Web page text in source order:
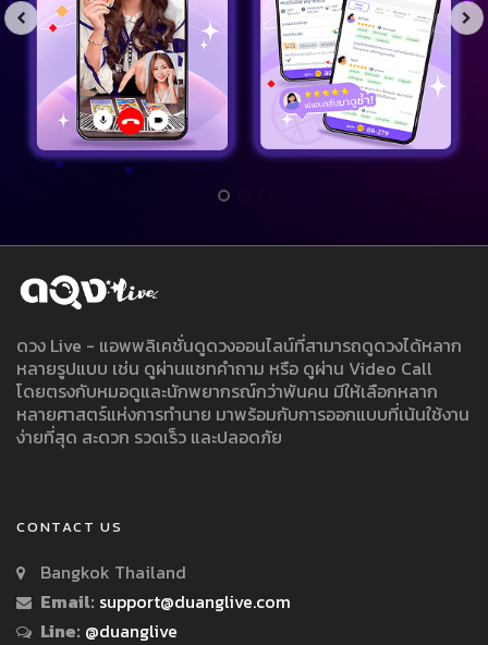
ดวง Live - แอพพลิเคชั่นดูดวงออนไลน์ที่สามารถดูดวงได้หลาก
หลายรูปแบบ เช่น ดูผ่านแชทคำถาม หรือ ดูผ่าน Video Call
โดยตรงกับหมอดูและนักพยากรณ์กว่าพันคน มีให้เลือกหลาก
หลายศาสตร์แห่งการทำนาย มาพร้อมกับการออกแบบที่เน้นใช้งาน
ง่ายที่สุด สะดวก รวดเร็ว และปลอดภัย
CONTACT US
Bangkok Thailand
Email: support@duanglive.com
Line: @duanglive